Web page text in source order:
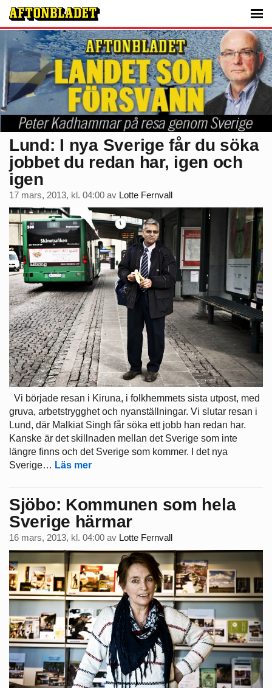
Lund: I nya Sverige får du söka
jobbet du redan har, igen och
igen
17 mars, 2013, kl. 04:00 av Lotte Fernvall
Vi började resan i Kiruna, i folkhemmets sista utpost, med
gruva, arbetstrygghet och nyanställningar. Vi slutar resan i
Lund, där Malkiat Singh får söka ett jobb han redan har.
Kanske är det skillnaden mellan det Sverige som inte
längre finns och det Sverige som kommer. I det nya
Sverige… Läs mer
Sjöbo: Kommunen som hela
Sverige härmar
16 mars, 2013, kl. 04:00 av Lotte Fernvall